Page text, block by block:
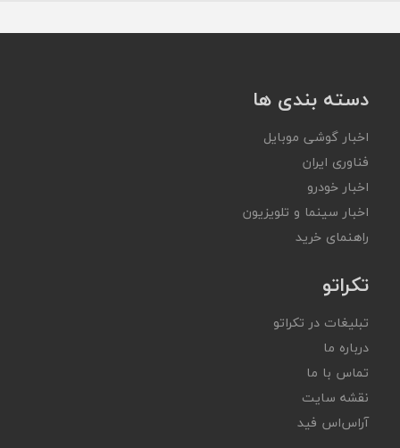
دسته بندی ها
اخبار گوشی موبایل
فناوری ایران
اخبار خودرو
اخبار سینما و تلویزیون
راهنمای خرید
تکراتو
تبلیغات در تکراتو
درباره ما
تماس با ما
نقشه سایت
آر‌اس‌اس فید